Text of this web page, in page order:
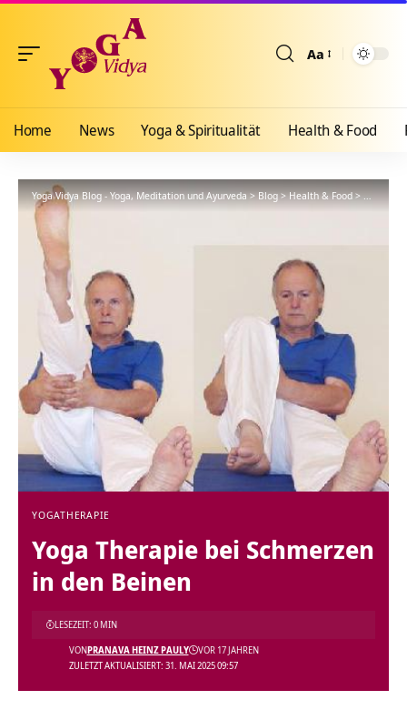
Aa
Home News Yoga & Spiritualität Health & Food
Yoga Vidya Blog - Yoga, Meditation und Ayurveda>Blog>Health & Food>
YOGATHERAPIE
Yoga Therapie bei Schmerzen
in den Beinen
ZULETZT AKTUALISIERT: 31. MAI 2025 09:57
VONPRANAVA HEINZ PAULY VOR 17 JAHREN
LESEZEIT: 0 MIN